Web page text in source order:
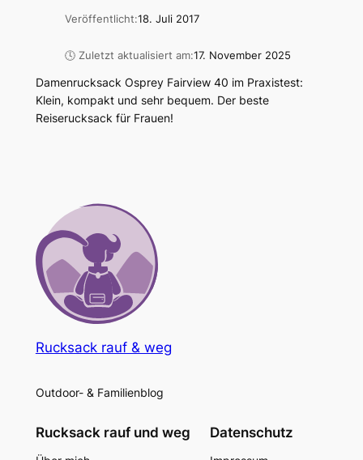
Veröffentlicht:18. Juli 2017
🕓 Zuletzt aktualisiert am:17. November 2025
Damenrucksack Osprey Fairview 40 im Praxistest:
Klein, kompakt und sehr bequem. Der beste
Reiserucksack für Frauen!
Rucksack rauf & weg
Outdoor- & Familienblog
Rucksack rauf und weg Datenschutz